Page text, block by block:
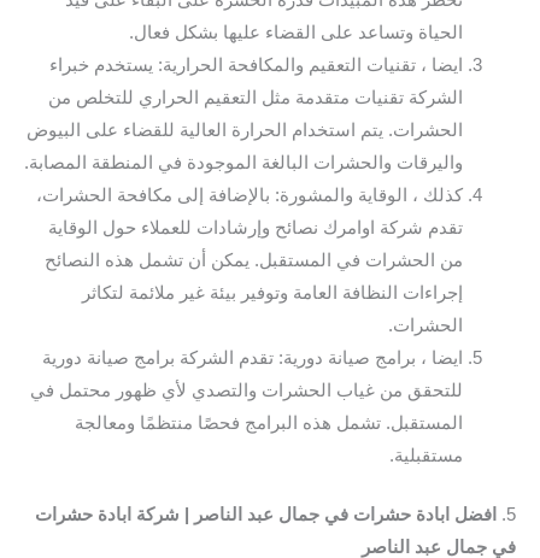
الحياة وتساعد على القضاء عليها بشكل فعال.
ايضا ، تقنيات التعقيم والمكافحة الحرارية: يستخدم خبراء
الشركة تقنيات متقدمة مثل التعقيم الحراري للتخلص من
الحشرات. يتم استخدام الحرارة العالية للقضاء على البيوض
واليرقات والحشرات البالغة الموجودة في المنطقة المصابة.
كذلك ، الوقاية والمشورة: بالإضافة إلى مكافحة الحشرات،
تقدم شركة اوامرك نصائح وإرشادات للعملاء حول الوقاية
من الحشرات في المستقبل. يمكن أن تشمل هذه النصائح
إجراءات النظافة العامة وتوفير بيئة غير ملائمة لتكاثر
الحشرات.
ايضا ، برامج صيانة دورية: تقدم الشركة برامج صيانة دورية
للتحقق من غياب الحشرات والتصدي لأي ظهور محتمل في
المستقبل. تشمل هذه البرامج فحصًا منتظمًا ومعالجة
مستقبلية.
5.
افضل ابادة حشرات في جمال عبد الناصر | شركة ابادة حشرات
في جمال عبد الناصر